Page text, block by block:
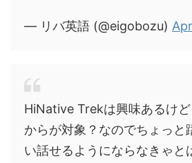
— リバ英語 (@eigobozu)
HiNative Trekは興味あるけ
からが対象？なのでちょっと
い話せるようにならなきゃ